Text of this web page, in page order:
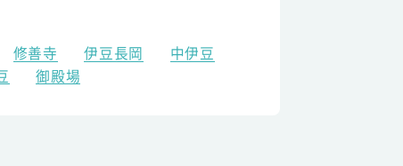
修善寺 伊豆長岡
中伊豆
御殿場